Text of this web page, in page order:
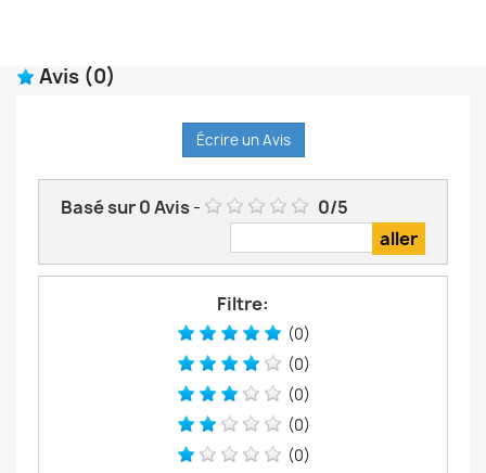
Avis (0)
Écrire un Avis
Basé sur0Avis- 0/5
Filtre:
(0)
(0)
(0)
(0)
(0)